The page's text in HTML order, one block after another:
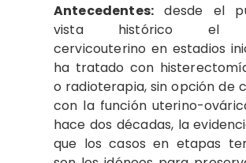
Antecedentes:desde el
vista histórico el
cervicouterino en estadios
ha tratado con
o radioterapia, sin opción de
con la función uterino-
hace dos décadas, la
que los casos en etapas